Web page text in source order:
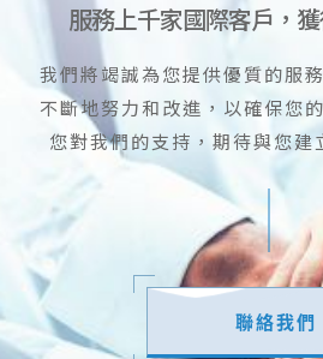
服務上千家國際客戶，
我們將竭誠為您提供優質的服
不斷地努力和改進，以確保您
您對我們的支持，期待與您建
聯絡我們